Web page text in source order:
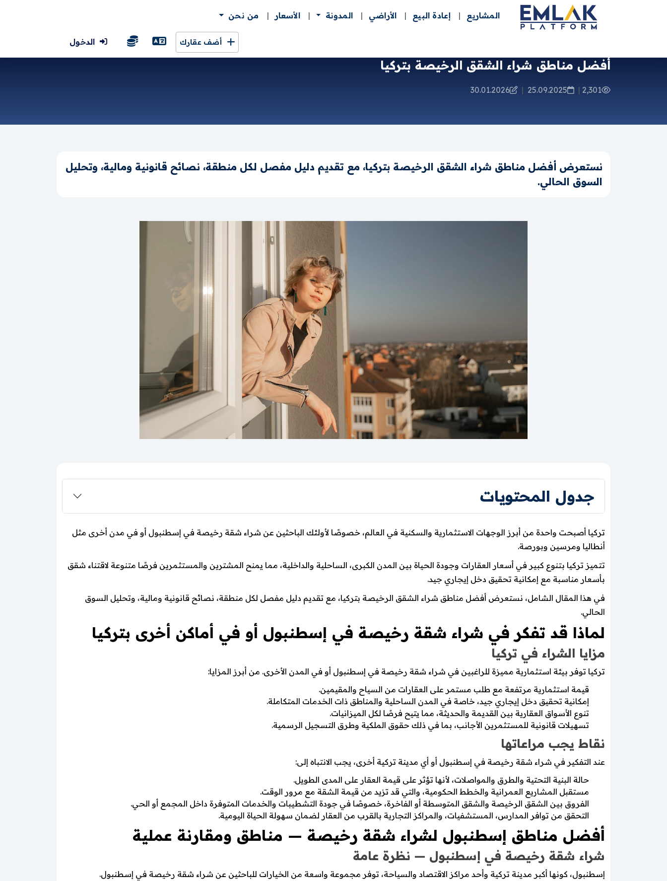
المشاريع إعادة البيع الأراضي المدونة الأسعار من نحن
أضف عقارك الدخول
أفضل مناطق شراء الشقق الرخيصة بتركيا
2,301
|
25.09.2025
|
30.01.2026
نستعرض أفضل مناطق شراء الشقق الرخيصة بتركيا، مع تقديم دليل مفصل لكل منطقة، نصائح قانونية ومالية، وتحليل
السوق الحالي.
جدول المحتويات
تركيا أصبحت واحدة من أبرز الوجهات الاستثمارية والسكنية في العالم، خصوصًا لأولئك الباحثين عن شراء شقة رخيصة في إسطنبول أو في مدن أخرى مثل
أنطاليا ومرسين وبورصة.
تتميز تركيا بتنوع كبير في أسعار العقارات وجودة الحياة بين المدن الكبرى، الساحلية والداخلية، مما يمنح المشترين والمستثمرين فرصًا متنوعة لاقتناء شقق
بأسعار مناسبة مع إمكانية تحقيق دخل إيجاري جيد.
في هذا المقال الشامل، نستعرض أفضل مناطق شراء الشقق الرخيصة بتركيا، مع تقديم دليل مفصل لكل منطقة، نصائح قانونية ومالية، وتحليل السوق
الحالي.
لماذا قد تفكر في شراء شقة رخيصة في إسطنبول أو في أماكن أخرى بتركيا
مزايا الشراء في تركيا
تركيا توفر بيئة استثمارية مميزة للراغبين في شراء شقة رخيصة في إسطنبول أو في المدن الأخرى. من أبرز المزايا:
قيمة استثمارية مرتفعة مع طلب مستمر على العقارات من السياح والمقيمين.
إمكانية تحقيق دخل إيجاري جيد، خاصة في المدن الساحلية والمناطق ذات الخدمات المتكاملة.
تنوع الأسواق العقارية بين القديمة والحديثة، مما يتيح فرصًا لكل الميزانيات.
تسهيلات قانونية للمستثمرين الأجانب، بما في ذلك حقوق الملكية وطرق التسجيل الرسمية.
نقاط يجب مراعاتها
عند التفكير في شراء شقة رخيصة في إسطنبول أو أي مدينة تركية أخرى، يجب الانتباه إلى:
حالة البنية التحتية والطرق والمواصلات، لأنها تؤثر على قيمة العقار على المدى الطويل.
مستقبل المشاريع العمرانية والخطط الحكومية، والتي قد تزيد من قيمة الشقة مع مرور الوقت.
الفروق بين الشقق الرخيصة والشقق المتوسطة أو الفاخرة، خصوصًا في جودة التشطيبات والخدمات المتوفرة داخل المجمع أو الحي.
التحقق من توافر المدارس، المستشفيات، والمراكز التجارية بالقرب من العقار لضمان سهولة الحياة اليومية.
أفضل مناطق إسطنبول لشراء شقة رخيصة — مناطق ومقارنة عملية
شراء شقة رخيصة في إسطنبول — نظرة عامة
إسطنبول، كونها أكبر مدينة تركية وأحد مراكز الاقتصاد والسياحة، توفر مجموعة واسعة من الخيارات للباحثين عن شراء شقة رخيصة في إسطنبول.